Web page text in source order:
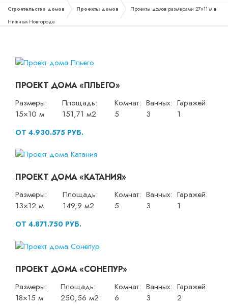
Строительство домов Проекты домов
Проекты домов размерами 27×11 м в
Нижнем Новгороде
ПРОЕКТ ДОМА «ПЛЬЕГО»
Размеры:
15×10 м
Площадь:
151,71 м2
Комнат:
5
Ванных:
3
Гаражей:
1
ОТ 4.930.575 РУБ.
ПРОЕКТ ДОМА «КАТАНИЯ»
Размеры:
13×12 м
Площадь:
149,9 м2
Комнат:
5
Ванных:
3
Гаражей:
1
ОТ 4.871.750 РУБ.
ПРОЕКТ ДОМА «СОНЕПУР»
Размеры:
18×15 м
Площадь:
250,56 м2
Комнат:
6
Ванных:
3
Гаражей:
2